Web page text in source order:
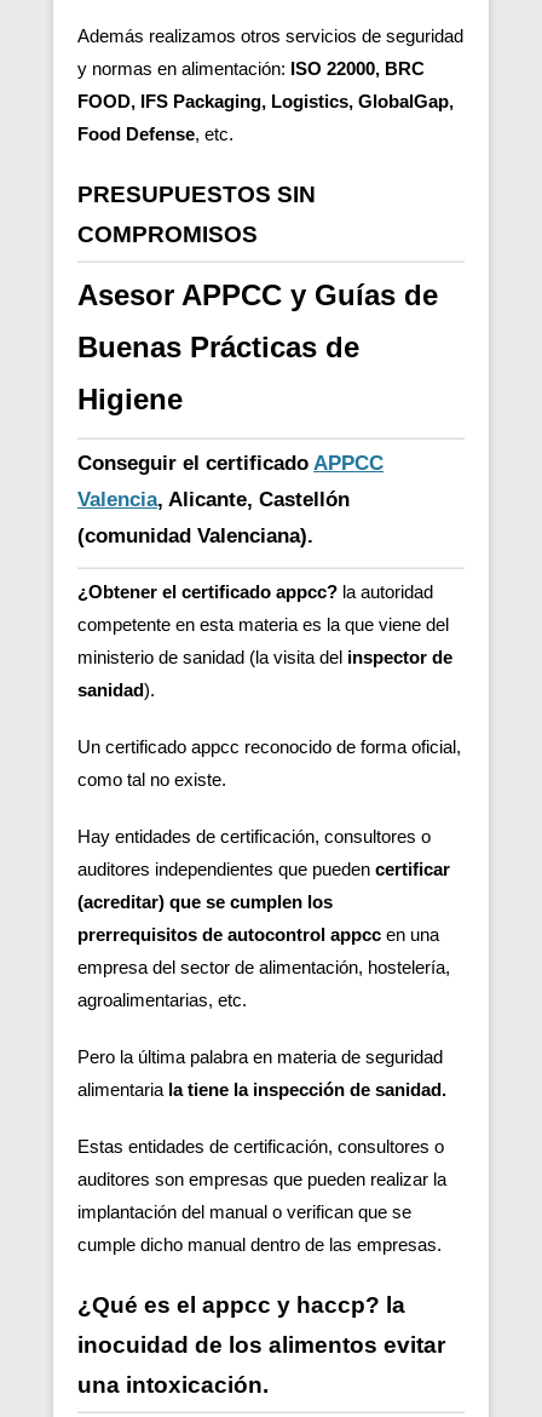
Además realizamos otros servicios de seguridad
y normas en alimentación: ISO 22000, BRC
FOOD, IFS Packaging, Logistics, GlobalGap,
Food Defense, etc.
PRESUPUESTOS SIN
COMPROMISOS
Asesor APPCC y Guías de
Buenas Prácticas de
Higiene
Conseguir el certificado APPCC
Valencia, Alicante, Castellón
(comunidad Valenciana).
¿Obtener el certificado appcc? la autoridad
competente en esta materia es la que viene del
ministerio de sanidad (la visita del inspector de
sanidad).
Un certificado appcc reconocido de forma oficial,
como tal no existe.
Hay entidades de certificación, consultores o
auditores independientes que pueden certificar
(acreditar) que se cumplen los
prerrequisitos de autocontrol appcc en una
empresa del sector de alimentación, hostelería,
agroalimentarias, etc.
Pero la última palabra en materia de seguridad
alimentaria la tiene la inspección de sanidad.
Estas entidades de certificación, consultores o
auditores son empresas que pueden realizar la
implantación del manual o verifican que se
cumple dicho manual dentro de las empresas.
¿Qué es el appcc y haccp? la
inocuidad de los alimentos evitar
una intoxicación.